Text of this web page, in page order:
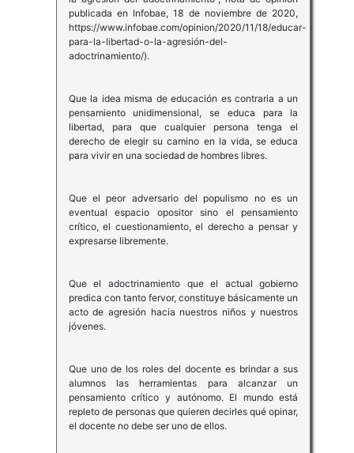
publicada en Infobae, 18 de noviembre de 2020,
https://www.infobae.com/opinion/2020/11/18/educar-
para-la-libertad-o-la-agresión-del-
adoctrinamiento/).
Que la idea misma de educación es contraria a un
pensamiento unidimensional, se educa para la
libertad, para que cualquier persona tenga el
derecho de elegir su camino en la vida, se educa
para vivir en una sociedad de hombres libres.
Que el peor adversario del populismo no es un
eventual espacio opositor sino el pensamiento
crítico, el cuestionamiento, el derecho a pensar y
expresarse libremente.
Que el adoctrinamiento que el actual gobierno
predica con tanto fervor, constituye básicamente un
acto de agresión hacia nuestros niños y nuestros
jóvenes.
Que uno de los roles del docente es brindar a sus
alumnos las herramientas para alcanzar un
pensamiento crítico y autónomo. El mundo está
repleto de personas que quieren decirles qué opinar,
el docente no debe ser uno de ellos.